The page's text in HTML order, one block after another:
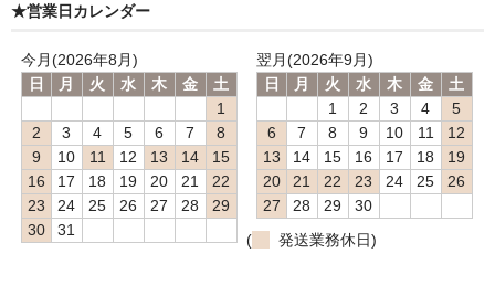
★営業日カレンダー
今月(2026年8月)
日
月 火 水 木 金
土
1
2
3 4 5 6 7
8
9
10 11 12 13 14
15
16
17 18 19 20 21
22
23
24 25 26 27 28
29
30
31
翌月(2026年9月)
日
月 火 水 木 金
土
1
2 3 4
5
6
7 8 9 10 11
12
13
14 15 16 17 18
19
20
21 22 23 24 25
26
27
28 29
30
(
発送業務休日)